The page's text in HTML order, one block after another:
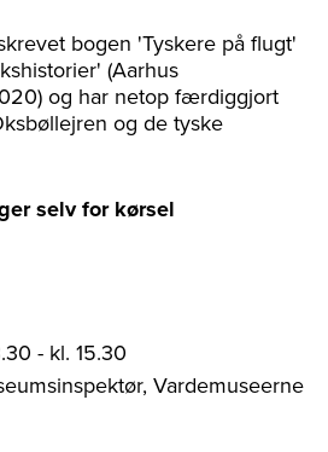
bogen 'Tyskere på flugt'
(Aarhus
og har netop færdiggjort
og de tyske
selv for kørsel
- kl. 15.30
Vardemuseerne